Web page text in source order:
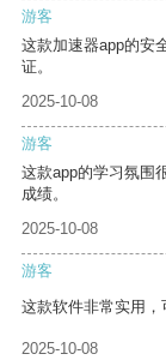
游客
这款加速器app的安
证。
2025-10-08
游客
这款app的学习氛围
成绩。
2025-10-08
游客
这款软件非常实用，
2025-10-08